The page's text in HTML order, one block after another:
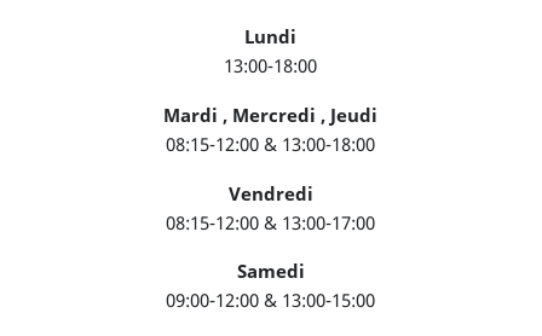
Lundi
13:00-18:00
Mardi , Mercredi , Jeudi
08:15-12:00 & 13:00-18:00
Vendredi
08:15-12:00 & 13:00-17:00
Samedi
09:00-12:00 & 13:00-15:00